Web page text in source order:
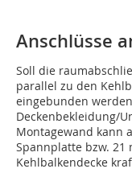
Anschlüsse
Soll die
parallel zu den
eingebunden
Deckenbekleidung/
Montagewand kann
Spannplatte bzw. 21
Kehlbalkendecke